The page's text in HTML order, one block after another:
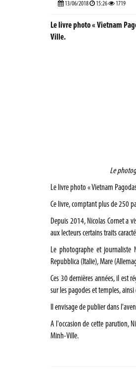
13/06/2018 15:26 1719
Le livre photo « Vietnam
Ville.
Le
Le livre photo « Vietnam
Ce livre, comptant plus de 250
Depuis 2014, Nicolas Cornet a
aux lecteurs certains traits
Le photographe et journaliste
Repubblica (Italie), Mare
Ces 30 dernières années, il est
sur les pagodes et temples,
Il envisage de publier dans
A l'occasion de cette parution,
Minh-Ville.